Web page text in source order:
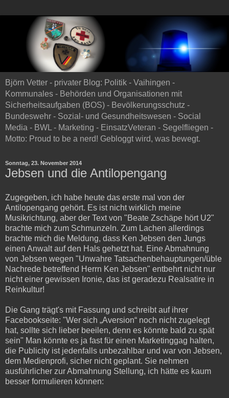
Björn Vetter - privater Blog: Politik - Vaihingen -
Kommunales - Behörden und Organisationen mit
Sicherheitsaufgaben (BOS) - Bevölkerungsschutz -
Bundeswehr - Sozial- und Gesundheitswesen - Social
Media - BWL - Marketing - EinsatzVeteran - Segelfliegen -
Motto: Proud to be a nerd! Gebloggt wird, was bewegt.
Sonntag, 23. November 2014
Jebsen und die Antilopengang
Zugegeben, ich habe heute das erste mal von der
Antilopengang gehört. Es ist nicht wirklich meine
Musikrichtung, aber der Text von "Beate Zschäpe hört U2"
brachte mich zum Schmunzeln. Zum Lachen allerdings
brachte mich die Meldung, dass Ken Jebsen den Jungs
einen Anwalt auf den Hals gehetzt hat. Eine Abmahnung
von Jebsen wegen "Unwahre Tatsachenbehauptungen/üble
Nachrede betreffend Herrn Ken Jebsen" entbehrt nicht nur
nicht einer gewissen Ironie, das ist geradezu Realsatire in
Reinkultur!
Die Gang trägt's mit Fassung und schreibt auf ihrer
Facebookseite: "Wer sich „Aversion“ noch nicht zugelegt
hat, sollte sich lieber beeilen, denn es könnte bald zu spät
sein" Man könnte es ja fast für einen Marketinggag halten,
die Publicity ist jedenfalls unbezahlbar und war von Jebsen,
dem Medienprofi, sicher nicht geplant. Sie nehmen
ausführlicher zur Abmahnung Stellung, ich hätte es kaum
besser formulieren können: